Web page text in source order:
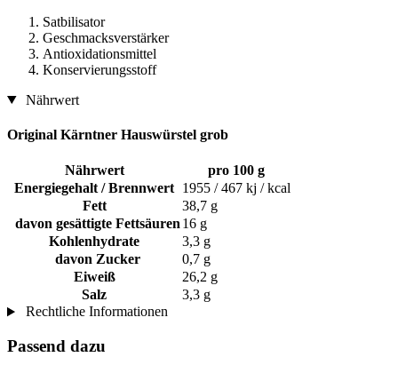
Satbilisator
Geschmacksverstärker
Antioxidationsmittel
Konservierungsstoff
Nährwert
Original Kärntner Hauswürstel grob
Nährwert
pro 100 g
Energiegehalt / Brennwert 1955 / 467 kj / kcal
Fett
38,7 g
davon gesättigte Fettsäuren 16 g
Kohlenhydrate
3,3 g
davon Zucker
0,7 g
Eiweiß
26,2 g
Salz
3,3 g
Rechtliche Informationen
Passend dazu